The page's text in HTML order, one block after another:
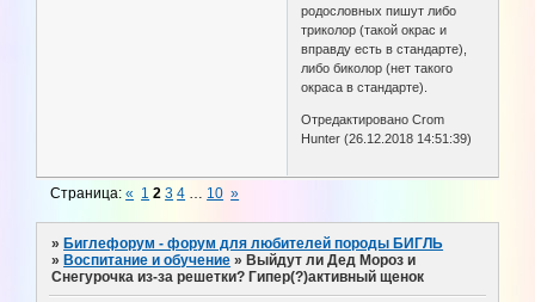
родословных пишут либо
триколор (такой окрас и
вправду есть в стандарте),
либо биколор (нет такого
окраса в стандарте).
Отредактировано Crom
Hunter (26.12.2018 14:51:39)
Страница:« 1 2 3 4 … 10 »
» Биглефорум - форум для любителей породы БИГЛЬ
» Воспитание и обучение » Выйдут ли Дед Мороз и
Снегурочка из-за решетки? Гипер(?)активный щенок